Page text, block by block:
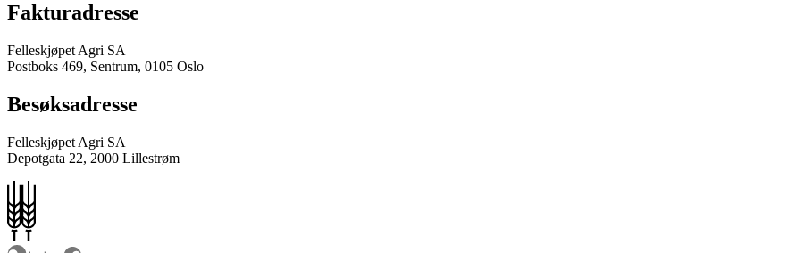
Fakturadresse
Felleskjøpet Agri SA
Postboks 469, Sentrum, 0105 Oslo
Besøksadresse
Felleskjøpet Agri SA
Depotgata 22, 2000 Lillestrøm